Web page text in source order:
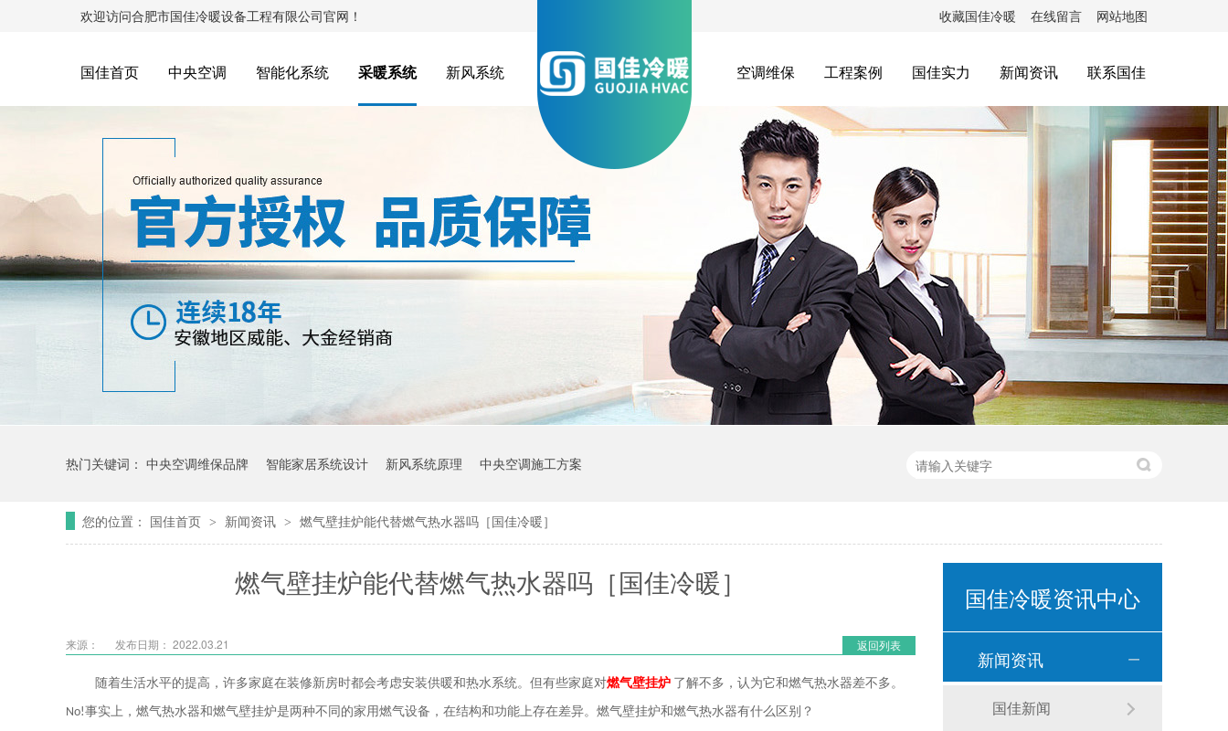
收藏国佳冷暖 在线留言 网站地图
欢迎访问合肥市国佳冷暖设备工程有限公司官网！
国佳首页 中央空调 智能化系统 采暖系统 新风系统 空调维保 工程案例 国佳实力 新闻资讯 联系国佳
热门关键词： 中央空调维保品牌 智能家居系统设计 新风系统原理 中央空调施工方案
您的位置： 国佳首页 > 新闻资讯 > 燃气壁挂炉能代替燃气热水器吗［国佳冷暖］
燃气壁挂炉能代替燃气热水器吗［国佳冷暖］
返回列表
来源： 发布日期： 2022.03.21
随着生活水平的提高，许多家庭在装修新房时都会考虑安装供暖和热水系统。但有些家庭对燃气壁挂炉 了解不多，认为它和燃气热水器差不多。
No!事实上，燃气热水器和燃气壁挂炉是两种不同的家用燃气设备，在结构和功能上存在差异。燃气壁挂炉和燃气热水器有什么区别？
国佳冷暖资讯中心
新闻资讯
国佳新闻